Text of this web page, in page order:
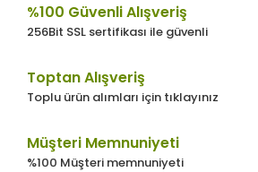
Gönder
%100 Güvenli Alışveriş
256Bit SSL sertifikası ile güvenli
Toptan Alışveriş
Toplu ürün alımları için tıklayınız
Müşteri Memnuniyeti
%100 Müşteri memnuniyeti